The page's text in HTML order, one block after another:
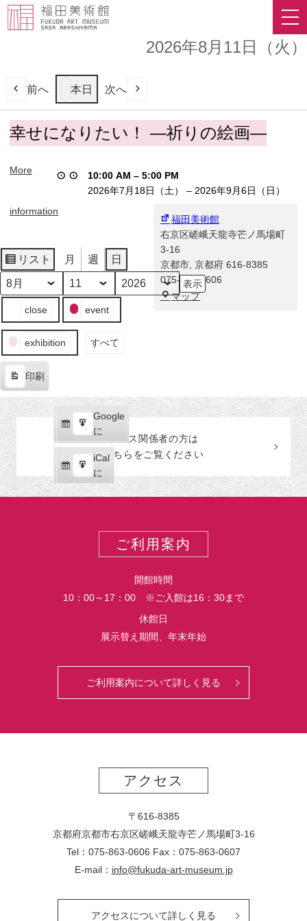
2026年8月11日（火）
前へ 本日 次へ
幸
せ
な
い！
祈
り
の
絵
―
幸せになりたい！ ―祈りの絵画―
10:00 AM – 5:00 PM
2026年7月18日（土）
– 2026年9月6日（日）
福田美術館
右京区嵯峨天龍寺芒ノ馬場町
3-16
京都市 京都府 616-8385
075-863-0606
マップ福
More
information
リスト
表
示
月 週 日
月
日
年
ン
の
テ
リ
ー
close event
exhibition すべて
印刷
示
Google
で
購
読
iCal
で
購
読
Google
に
エ
ク
ス
ポ
iCal
に
エ
ク
プレス関係者の方は
こちらをご覧ください
ご利用案内
開館時間
10：00～17：00 ※ご入館は16：30まで
休館日
展示替え期間、年末年始
ご利用案内について詳しく見る
アクセス
〒616-8385
京都府京都市右京区嵯峨天龍寺芒ノ馬場町3-16
Tel：075-863-0606 Fax：075-863-0607
E-mail： info@fukuda-art-museum.jp
アクセスについて詳しく見る